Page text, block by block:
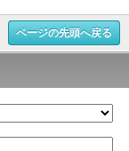
ページの先頭へ戻る